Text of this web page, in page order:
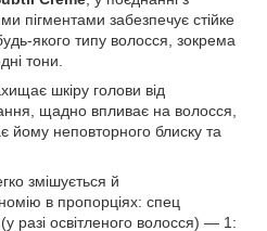
пігментами забезпечує стійке
якого типу волосся, зокрема
тони.
шкіру голови від
щадно впливає на волосся,
йому неповторного блиску та
змішується й
в пропорціях: спец
разі освітленого волосся) — 1: